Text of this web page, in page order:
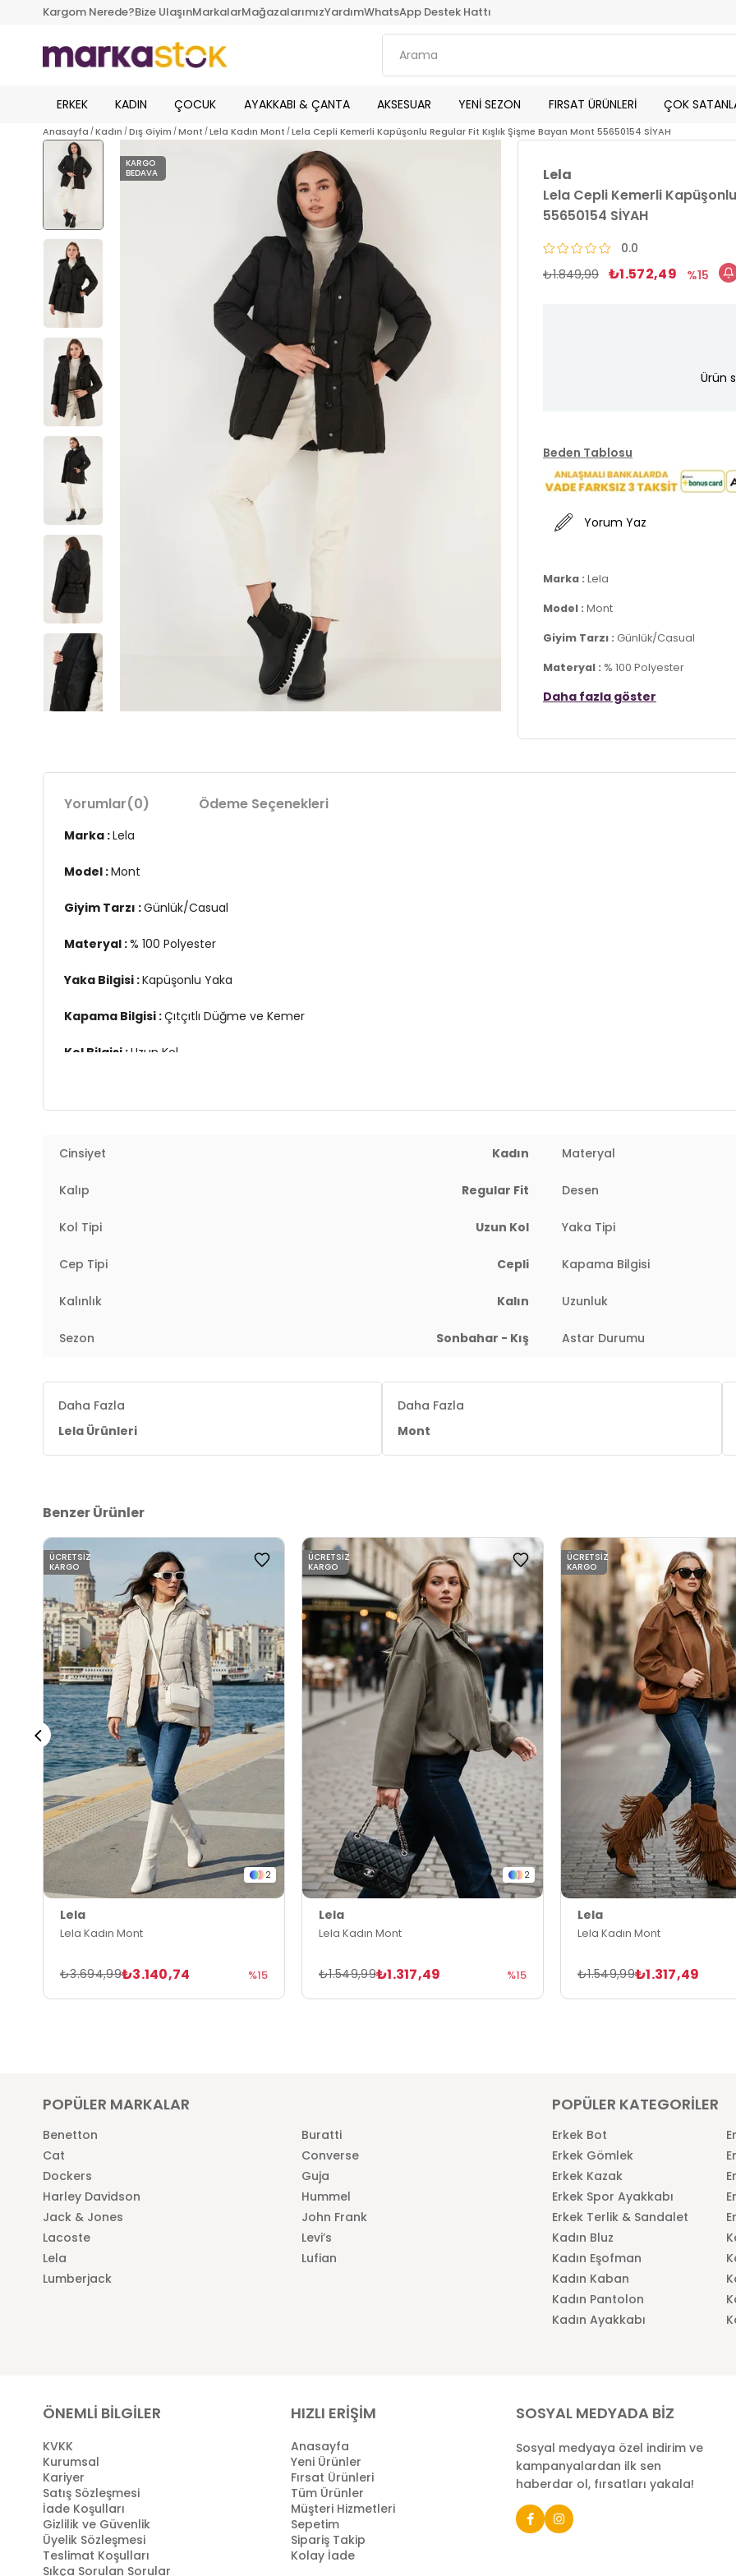
Kargom Nerede?Bize UlaşınMarkalarMağazalarımızYardımWhatsApp Destek Hattı
ERKEK KADIN ÇOCUK AYAKKABI & ÇANTA AKSESUAR YENİ SEZON FIRSAT ÜRÜNLERİ ÇOK
Anasayfa Kadın Dış Giyim Mont Lela Kadın Mont Lela Cepli Kemerli Kapüşonlu Regular Fit Kışlık Şişme Bayan Mont 55650154 SİYAH
KARGO
BEDAVA
Lela
Lela Cepli Kemerli
55650154 SİYAH
0.0
₺1.849,99 ₺1.572,49 15
Ürün
Beden Tablosu
Yorum Yaz
Marka : Lela
Model : Mont
Giyim Tarzı : Günlük/Casual
Materyal : % 100 Polyester
Yaka Bilgisi :Kapüşonlu Yaka
Daha fazla göster
Yorumlar(0) Ödeme Seçenekleri
Marka :Lela
Model :Mont
Giyim Tarzı :Günlük/Casual
Materyal :% 100 Polyester
Yaka Bilgisi :Kapüşonlu Yaka
Kapama Bilgisi :Çıtçıtlı Düğme ve Kemer
Kol Bilgisi :Uzun Kol
Manken Ölçüsü : Kilo : 52 kg / Boy : 1.79 cm / Göğüs : 81 cm / Bel : 60 cm / Basen : 90 cm / Beden : S
YERLİ ÜRETİM
Cinsiyet Kadın Materyal
Kalıp Regular Fit Desen
Kol Tipi Uzun Kol Yaka Tipi
Cep Tipi Cepli Kapama Bilgisi
Kalınlık Kalın Uzunluk
Sezon Sonbahar - Kış Astar Durumu
Daha Fazla
Lela Ürünleri
Daha Fazla
Mont
Benzer Ürünler
2
Lela
Lela Kadın Mont
₺3.140,74
₺3.694,99 %15
ÜCRETSIZ
KARGO
2
Lela
Lela Kadın Mont
₺1.317,49
₺1.549,99 %15
ÜCRETSIZ
KARGO
Lela
Lela Kadın Mont
₺1.317,49
₺1.549,99
ÜCRETSIZ
KARGO
POPÜLER MARKALAR
Benetton
Buratti
Cat
Converse
Dockers
Guja
Harley Davidson
Hummel
Jack & Jones
John Frank
Lacoste
Levi’s
Lela
Lufian
Lumberjack
POPÜLER KATEGORİLER
Erkek Bot
Erkek Gömlek
Erkek Kazak
Erkek Spor Ayakkabı
Erkek Terlik & Sandalet
Kadın Bluz
Kadın Eşofman
Kadın Kaban
Kadın Pantolon
Kadın Ayakkabı
ÖNEMLİ BİLGİLER
KVKK
Kurumsal
Kariyer
Satış Sözleşmesi
İade Koşulları
Gizlilik ve Güvenlik
Üyelik Sözleşmesi
Teslimat Koşulları
Sıkça Sorulan Sorular
HIZLI ERİŞİM
Anasayfa
Yeni Ürünler
Fırsat Ürünleri
Tüm Ürünler
Müşteri Hizmetleri
Sepetim
Sipariş Takip
Kolay İade
SOSYAL MEDYADA BİZ
Sosyal medyaya özel indirim ve
kampanyalardan ilk sen
haberdar ol, fırsatları yakala!